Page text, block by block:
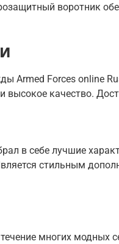
воротник
Armed Forces online
качество.
в себе лучшие
стильным
многих модных